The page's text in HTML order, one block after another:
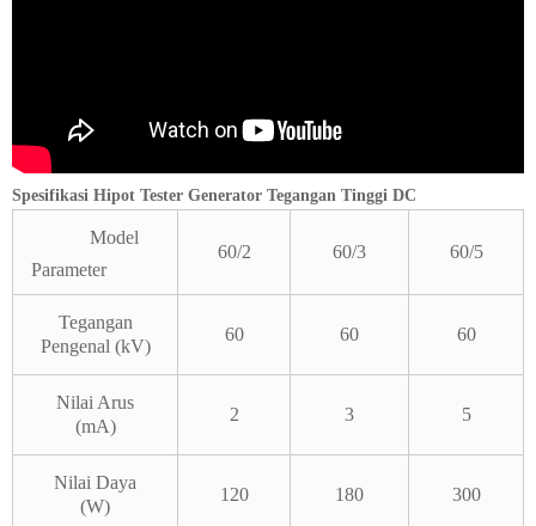
Spesifikasi Hipot Tester Generator Tegangan Tinggi DC
Model
Parameter
60/2 60/3 60/5
Tegangan
Pengenal (kV)
60 60 60
Nilai Arus
(mA)
2 3 5
Nilai Daya
(W)
120 180 300